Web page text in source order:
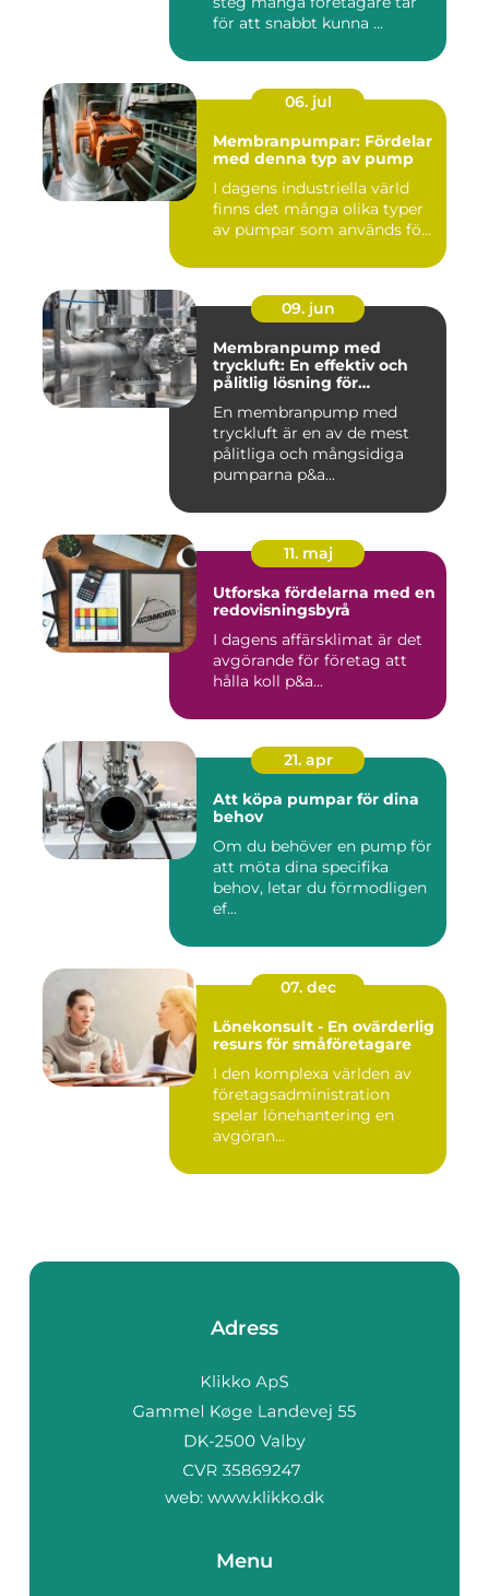
för att snabbt kunna ...
06. jul
Membranpumpar: Fördelar
med denna typ av pump
I dagens industriella värld
finns det många olika typer
av pumpar som används fö...
09. jun
Membranpump med
tryckluft: En effektiv och
pålitlig lösning för
En membranpump med
tryckluft är en av de mest
pålitliga och mångsidiga
pumparna p&a...
11. maj
Utforska fördelarna med en
redovisningsbyrå
I dagens affärsklimat är det
avgörande för företag att
hålla koll p&a...
21. apr
Att köpa pumpar för dina
behov
Om du behöver en pump för
att möta dina specifika
behov, letar du förmodligen
ef...
07. dec
Lönekonsult - En ovärderlig
resurs för småföretagare
I den komplexa världen av
företagsadministration
spelar lönehantering en
avgöran...
Adress
web: www.klikko.dk
Menu